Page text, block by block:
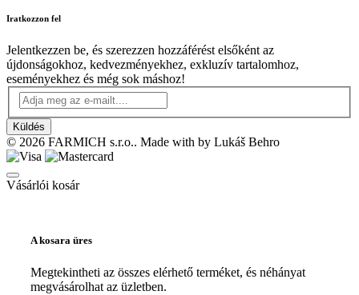
Iratkozzon fel
Jelentkezzen be, és szerezzen hozzáférést elsőként az
újdonságokhoz, kedvezményekhez, exkluzív tartalomhoz,
eseményekhez és még sok máshoz!
Küldés
© 2026 FARMICH s.r.o.. Made with by Lukáš Behro
Vásárlói kosár
A kosara üres
Megtekintheti az összes elérhető terméket, és néhányat
megvásárolhat az üzletben.